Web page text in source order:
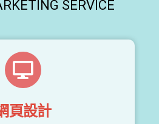
SERVICE
頁設計